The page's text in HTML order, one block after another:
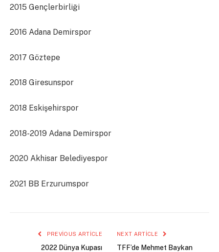
2015 Gençlerbirliği
2016 Adana Demirspor
2017 Göztepe
2018 Giresunspor
2018 Eskişehirspor
2018-2019 Adana Demirspor
2020 Akhisar Belediyespor
2021 BB Erzurumspor
PREVIOUS ARTICLE
2022 Dünya Kupası
NEXT ARTICLE
TFF’de Mehmet Baykan